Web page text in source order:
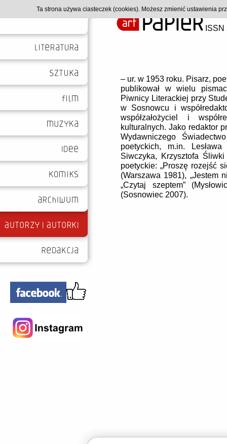
– ur. w 1953 roku. Pisarz,
publikował w wielu
Piwnicy Literackiej przy
w Sosnowcu i
współzałożyciel i
kulturalnych. Jako redaktor
Wydawniczego
poetyckich, m.in.
Siwczyka, Krzysztofa
poetyckie: „Proszę rozejść
(Warszawa 1981), „Jestem
„Czytaj szeptem”
(Sosnowiec 2007).
Ta strona używa ciasteczek (cookies). Możesz zmienić ustawienia